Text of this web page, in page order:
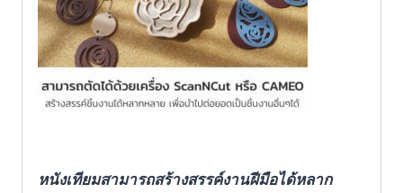
หนังเทียมสามารถสร้างสรรค์งานฝีมือได้หลาก